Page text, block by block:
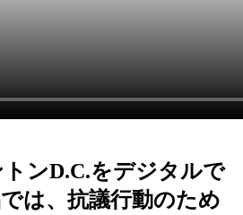
ンD.C.をデジタルで
は、抗議行動のため